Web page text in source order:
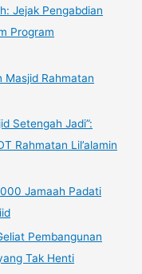
Jejak Pengabdian
Program
Masjid Rahmatan
Setengah Jadi”:
Rahmatan Lil’alamin
Jamaah Padati
Pembangunan
Tak Henti